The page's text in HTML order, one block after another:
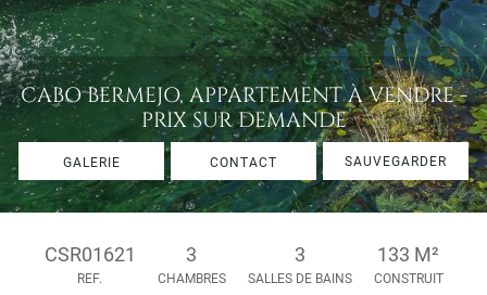
CABO BERMEJO, APPARTEMENT À VENDRE -
PRIX SUR DEMANDE
GALERIE CONTACT SAUVEGARDER
CSR01621
REF.
3
CHAMBRES
3
SALLES DE BAINS
133 M²
CONSTRUIT